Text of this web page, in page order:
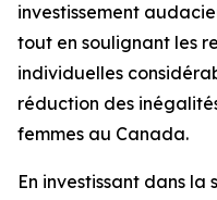
investissement
tout en soulignant les
individuelles
réduction des
femmes au Canada.
En investissant dans